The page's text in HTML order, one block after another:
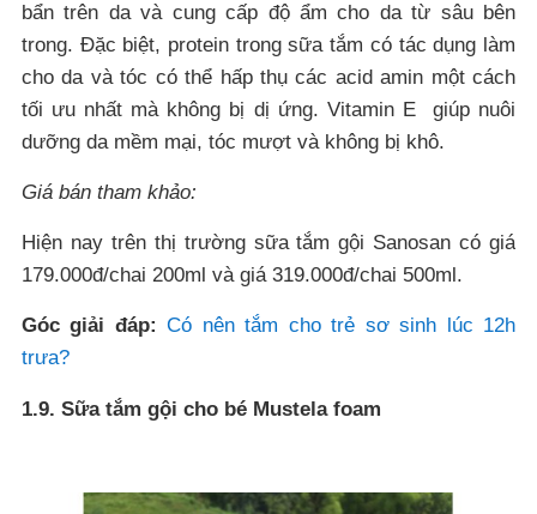
bẩn trên da và cung cấp độ ẩm cho da từ sâu bên
trong. Đặc biệt, protein trong sữa tắm có tác dụng làm
cho da và tóc có thể hấp thụ các acid amin một cách
tối ưu nhất mà không bị dị ứng. Vitamin E giúp nuôi
dưỡng da mềm mại, tóc mượt và không bị khô.
Giá bán tham khảo:
Hiện nay trên thị trường sữa tắm gội Sanosan có giá
179.000đ/chai 200ml và giá 319.000đ/chai 500ml.
Góc giải đáp: Có nên tắm cho trẻ sơ sinh lúc 12h
trưa?
1.9. Sữa tắm gội cho bé Mustela foam